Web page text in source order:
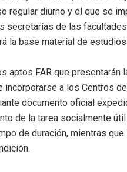
regular diurno y el que se
secretarías de las
la base material de
aptos FAR que presentarán
a los Centros
documento oficial
de la tarea socialmente
de duración, mientras